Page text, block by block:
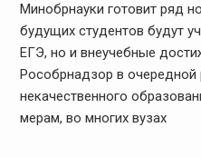
Минобрнауки готовит ряд
будущих студентов будут
ЕГЭ, но и внеучебные
Рособрнадзор в очередной
некачественного
мерам, во многих вузах